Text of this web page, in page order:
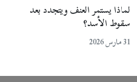
لماذا يستمر العنف ويتجدد بعد
سقوط الأسد؟
31 مارس 2026